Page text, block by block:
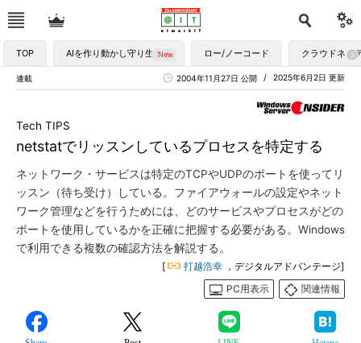
TOP AIを作り動かし守り生かす ロー/ノーコード クラウドネイ
連載 2025年6月2日 更新
2004年11月27日 公開
netstatでリッスンしているプロセスを特定する
Tech TIPS
ネットワーク・サービスは特定のTCPやUDPのポートを使ってリ
ッスン（待ち受け）している。ファイアウォールの設定やネット
ワーク管理などを行うためには、どのサービスやプロセスがどの
ポートを使用しているかを正確に把握する必要がある。Windows
で利用できる複数の確認方法を解説する。
[ 打越浩幸 ，デジタルアドバンテージ]
PC用表示
関連情報